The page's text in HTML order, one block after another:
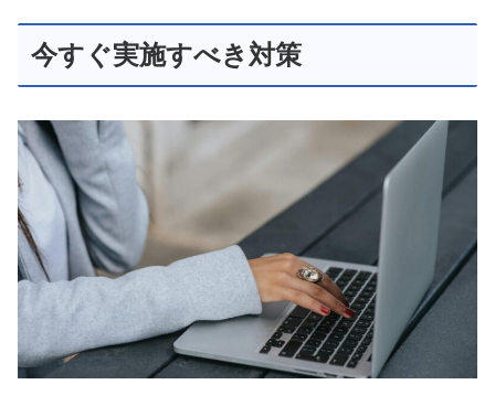
今すぐ実施すべき対策